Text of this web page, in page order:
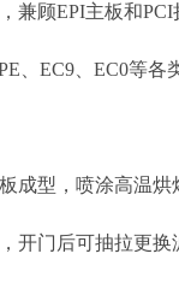
顾EPI主板和PCI
EC9、EC0等各
型，喷涂高温烘
门后可抽拉更换